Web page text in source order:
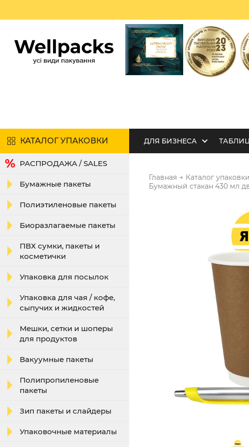
КАТАЛОГ УПАКОВКИ ДЛЯ БИЗНЕСА
РАСПРОДАЖА / SALES
Бумажные пакеты
Полиэтиленовые пакеты
Биоразлагаемые пакеты
ПВХ сумки, пакеты и
косметички
Упаковка для посылок
Упаковка для чая / кофе,
сыпучих и жидкостей
Мешки, сетки и шоперы
для продуктов
Вакуумные пакеты
Полипропиленовые
пакеты
Зип пакеты и слайдеры
Упаковочные материалы
Главная → Каталог упаковки
Бумажный стакан 430 мл